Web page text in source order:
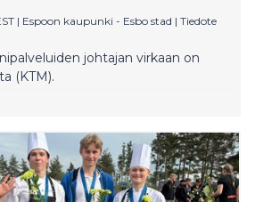
| Espoon kaupunki - Esbo stad | Tiedote
johtajan virkaan on
(KTM).